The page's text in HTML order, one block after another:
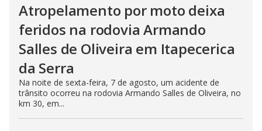
Atropelamento por moto deixa
feridos na rodovia Armando
Salles de Oliveira em Itapecerica
da Serra
Na noite de sexta-feira, 7 de agosto, um acidente de
trânsito ocorreu na rodovia Armando Salles de Oliveira, no
km 30, em...